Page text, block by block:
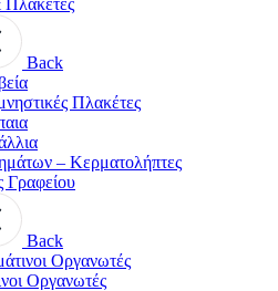
Back
Πλακέτες
– Κερματολήπτες
Γραφείου
Back
Οργανωτές
Οργανωτές